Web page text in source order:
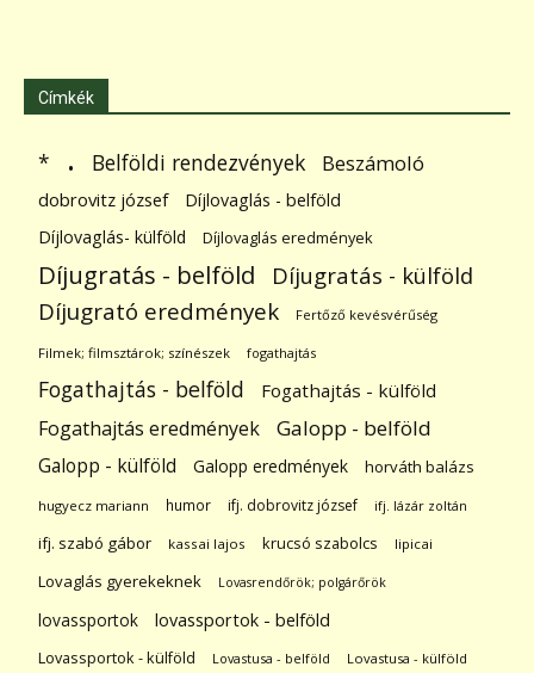
Címkék
* . Belföldi rendezvények Beszámoló
dobrovitz józsef
Díjlovaglás - belföld
Díjlovaglás- külföld
Díjlovaglás eredmények
Díjugratás - belföld Díjugratás - külföld
Díjugrató eredmények Fertőző kevésvérűség
Filmek; filmsztárok; színészek fogathajtás
Fogathajtás - belföld Fogathajtás - külföld
Fogathajtás eredmények Galopp - belföld
Galopp - külföld Galopp eredmények horváth balázs
hugyecz mariann humor ifj. dobrovitz józsef ifj. lázár zoltán
ifj. szabó gábor kassai lajos krucsó szabolcs lipicai
Lovaglás gyerekeknek Lovasrendőrök; polgárőrök
lovassportok lovassportok - belföld
Lovassportok - külföld Lovastusa - belföld Lovastusa - külföld